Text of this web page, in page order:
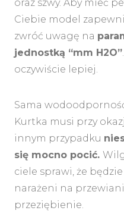
oraz szwy. Aby mieć
Ciebie model
zwróć uwagę na
jednostką “mm H2O”
oczywiście lepiej.
Sama
Kurtka musi przy
innym przypadku
się mocno pocić.
ciele sprawi, że
narażeni na
przeziębienie.